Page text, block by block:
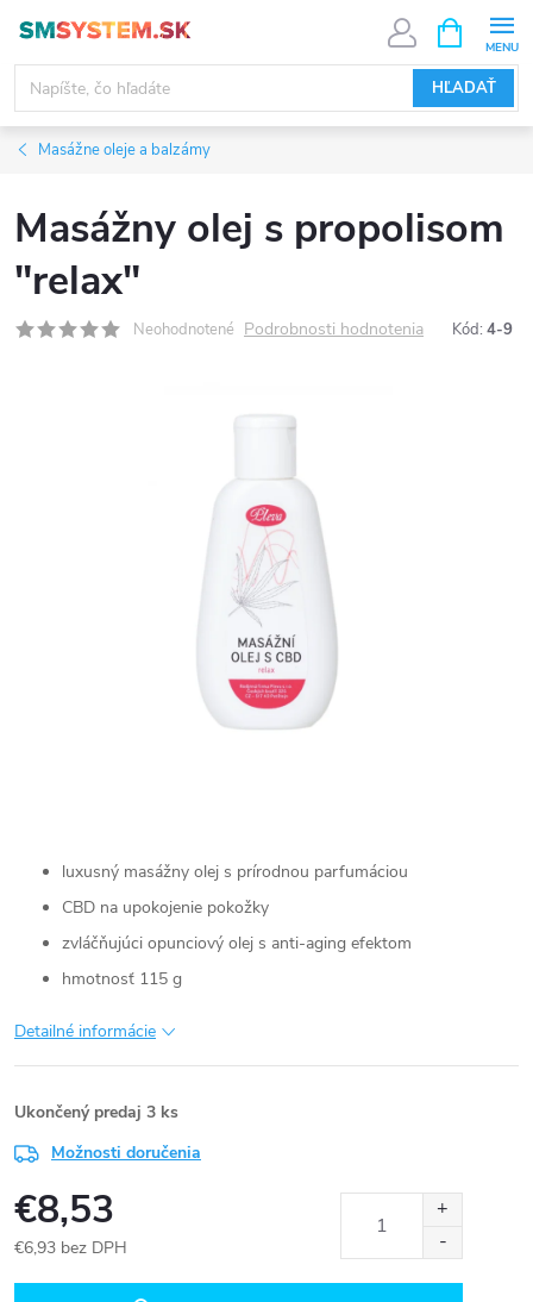
obsah
HĽADAŤ
KOŠÍK
Masážne oleje a balzámy
Masážny olej s propolisom
"relax"
Neohodnotené Podrobnosti hodnotenia Kód: 4-9
luxusný masážny olej s prírodnou parfumáciou
CBD na upokojenie pokožky
zvláčňujúci opunciový olej s anti-aging efektom
hmotnosť 115 g
Detailné informácie
Ukončený predaj 3 ks
Možnosti doručenia
€8,53
€6,93 bez DPH